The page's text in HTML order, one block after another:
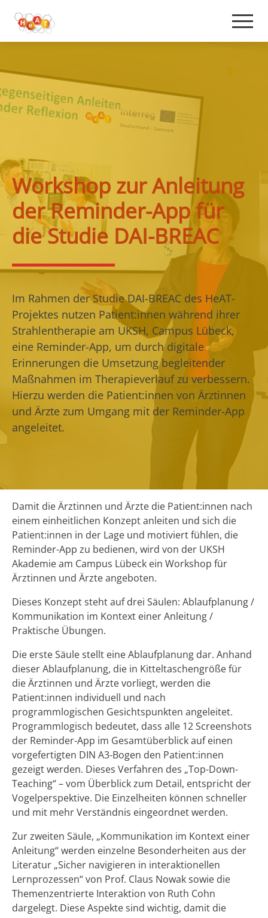
Workshop zur Anleitung
der Reminder-App für
die Studie DAI-BREAC
Im Rahmen der Studie DAI-BREAC des HeAT-
Projektes nutzen Patient:innen während ihrer
Strahlentherapie am UKSH, Campus Lübeck,
eine Reminder-App, um durch digitale
Erinnerungen die Umsetzung begleitender
Maßnahmen im Therapieverlauf zu verbessern.
Hierzu werden die Patient:innen von Ärztinnen
und Ärzte zum Umgang mit der Reminder-App
angeleitet.
Damit die Ärztinnen und Ärzte die Patient:innen nach
einem einheitlichen Konzept anleiten und sich die
Patient:innen in der Lage und motiviert fühlen, die
Reminder-App zu bedienen, wird von der UKSH
Akademie am Campus Lübeck ein Workshop für
Ärztinnen und Ärzte angeboten.
Dieses Konzept steht auf drei Säulen: Ablaufplanung /
Kommunikation im Kontext einer Anleitung /
Praktische Übungen.
Die erste Säule stellt eine Ablaufplanung dar. Anhand
dieser Ablaufplanung, die in Kitteltaschengröße für
die Ärztinnen und Ärzte vorliegt, werden die
Patient:innen individuell und nach
programmlogischen Gesichtspunkten angeleitet.
Programmlogisch bedeutet, dass alle 12 Screenshots
der Reminder-App im Gesamtüberblick auf einen
vorgefertigten DIN A3-Bogen den Patient:innen
gezeigt werden. Dieses Verfahren des „Top-Down-
Teaching“ – vom Überblick zum Detail, entspricht der
Vogelperspektive. Die Einzelheiten können schneller
und mit mehr Verständnis eingeordnet werden.
Zur zweiten Säule, „Kommunikation im Kontext einer
Anleitung“ werden einzelne Besonderheiten aus der
Literatur „Sicher navigieren in interaktionellen
Lernprozessen“ von Prof. Claus Nowak sowie die
Themenzentrierte Interaktion von Ruth Cohn
dargelegt. Diese Aspekte sind wichtig, damit die